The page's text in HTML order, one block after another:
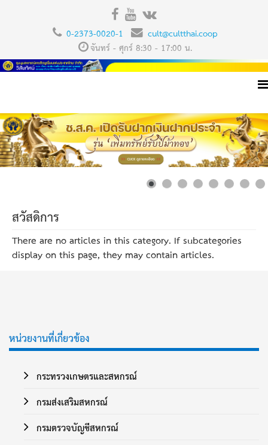
0-2373-0020-1
cult@cultthai.coop
จันทร์ - ศุกร์ 8:30 - 17:00 น.
สวัสดิการ
There are no articles in this category. If subcategories
display on this page, they may contain articles.
หน่วยงานที่เกี่ยวข้อง
กระทรวงเกษตรและสหกรณ์
กรมส่งเสริมสหกรณ์
กรมตรวจบัญชีสหกรณ์